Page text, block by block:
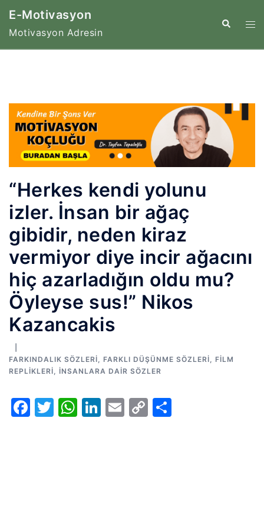
İçeriğe
E-Motivasyon
Motivasyon Adresin
Search
“Herkes kendi yolunu
izler. İnsan bir ağaç
gibidir, neden kiraz
vermiyor diye incir ağacını
hiç azarladığın oldu mu?
Öyleyse sus!” Nikos
Kazancakis
FARKINDALIK SÖZLERI FARKLI DÜŞÜNME SÖZLERI
FILM
REPLIKLERI
İNSANLARA DAIR SÖZLER
Facebook
Twitter
WhatsApp
LinkedIn
Email
Copy